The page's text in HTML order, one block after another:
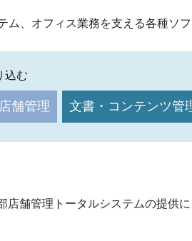
ム、オフィス業務を支える各種ソ
込む
舗管理 文書・コンテンツ管
店舗管理トータルシステムの提供